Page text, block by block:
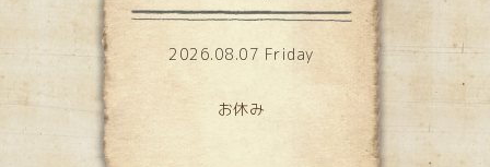
2026.08.07 Friday
お休み